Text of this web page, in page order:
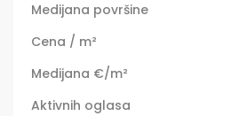
Medijana površine
Cena / m²
Medijana €/m²
Aktivnih oglasa